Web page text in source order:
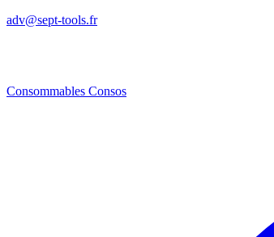
adv@sept-tools.fr
Consommables Consos